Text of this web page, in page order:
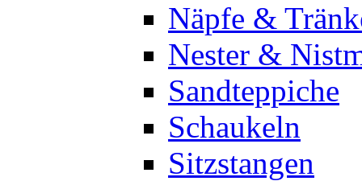
Näpfe &
Nester &
Sandteppiche
Schaukeln
Sitzstangen